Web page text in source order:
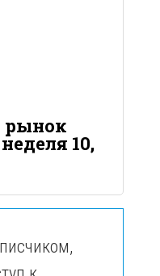
рынок
10,